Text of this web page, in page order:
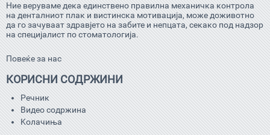
Ние веруваме дека единствено правилна механичка контрола
на денталниот плак и вистинска мотивација, може доживотно
да го зачуваат здравјето на забите и непцата, секако под надзор
на специјалист по стоматологија.
Повеќе за нас
КОРИСНИ СОДРЖИНИ
Речник
Видео содржина
Kолачиња